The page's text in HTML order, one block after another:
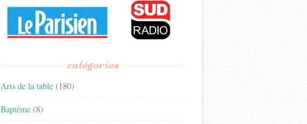
catégories
Arts de la table (180)
Baptême (8)